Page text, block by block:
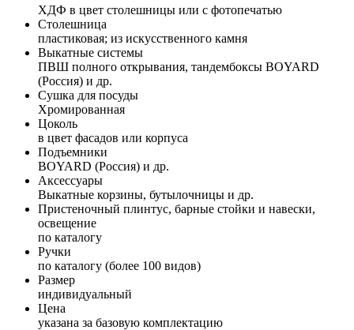
ХДФ в цвет столешницы или с фотопечатью
Столешница
пластиковая; из искусственного камня
Выкатные системы
ПВШ полного открывания, тандембоксы BOYARD
(Россия) и др.
Сушка для посуды
Хромированная
Цоколь
в цвет фасадов или корпуса
Подъемники
BOYARD (Россия) и др.
Аксессуары
Выкатные корзины, бутылочницы и др.
Пристеночный плинтус, барные стойки и навески,
освещение
по каталогу
Ручки
по каталогу (более 100 видов)
Размер
индивидуальный
Цена
указана за базовую комплектацию